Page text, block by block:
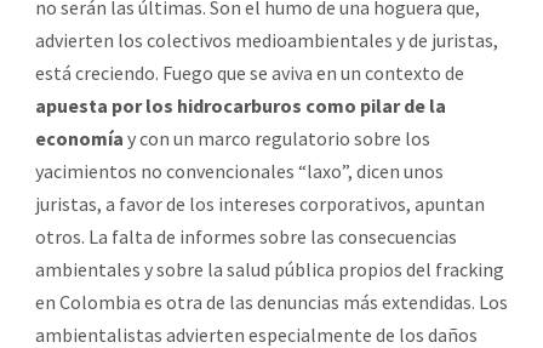
no serán las últimas. Son el humo de una hoguera que,
advierten los colectivos medioambientales y de juristas,
está creciendo. Fuego que se aviva en un contexto de
apuesta por los hidrocarburos como pilar de la
economía y con un marco regulatorio sobre los
yacimientos no convencionales “laxo”, dicen unos
juristas, a favor de los intereses corporativos, apuntan
otros. La falta de informes sobre las consecuencias
ambientales y sobre la salud pública propios del fracking
en Colombia es otra de las denuncias más extendidas. Los
ambientalistas advierten especialmente de los daños